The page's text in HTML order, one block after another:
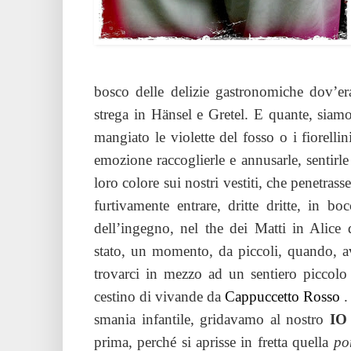
bosco delle delizie gastronomiche
strega in Hänsel e Gretel. E quante,
mangiato le violette del fosso o i
emozione raccoglierle e annusarle,
loro colore sui nostri vestiti, che
furtivamente entrare, dritte dritte, in
dell’ingegno, nel the dei Matti in Alice
stato, un momento, da piccoli, quando,
trovarci in mezzo ad un sentiero
cestino di vivande daCappuccetto Rosso .
smania infantile, gridavamo al nostro
prima, perché si aprisse in fretta quella